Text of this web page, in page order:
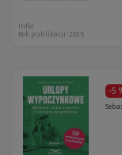
Infor
Rok publikacji: 2025
-5